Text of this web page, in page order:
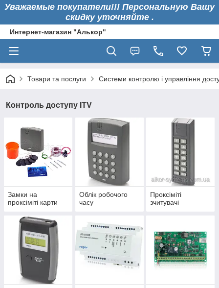
Уважаемые покупатели!!! Персональную Вашу
скидку уточняйте .
Интернет-магазин "Алькор"
Товари та послуги Системи контролю і управління
Контроль доступу ITV
Замки на
проксіміті карти
Облік робочого
часу
Проксіміті
зчитувачі